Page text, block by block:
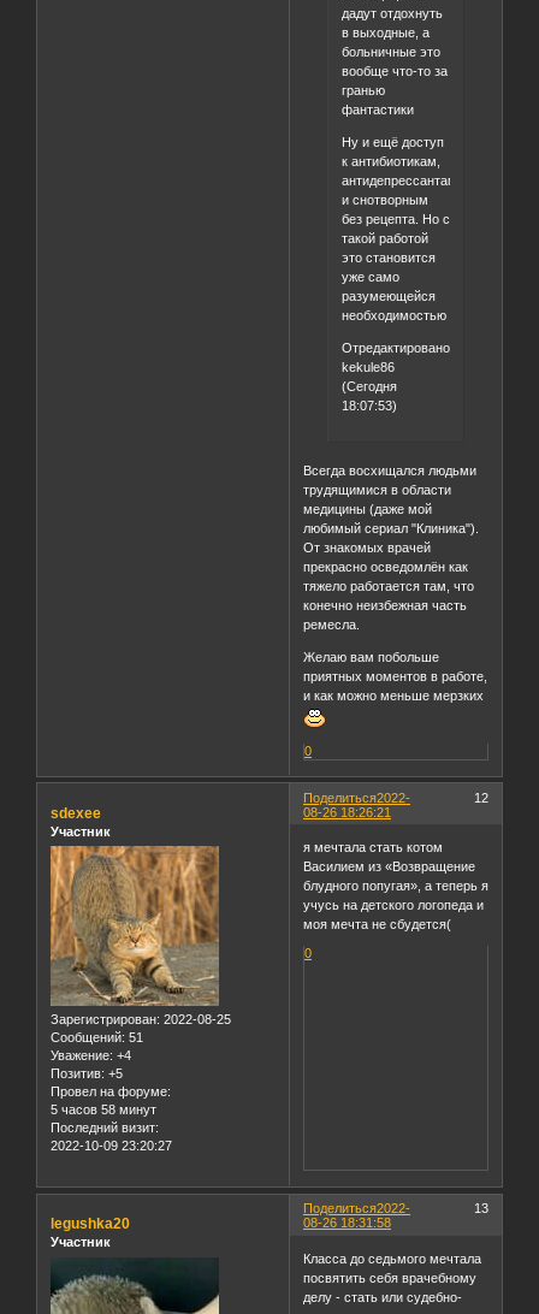
дадут отдохнуть
в выходные, а
больничные это
вообще что-то за
гранью
фантастики
Ну и ещё доступ
к антибиотикам,
антидепрессантам
и снотворным
без рецепта. Но с
такой работой
это становится
уже само
разумеющейся
необходимостью
Отредактировано
kekule86
(Сегодня
18:07:53)
Всегда восхищался людьми
трудящимися в области
медицины (даже мой
любимый сериал "Клиника").
От знакомых врачей
прекрасно осведомлён как
тяжело работается там, что
конечно неизбежная часть
ремесла.
Желаю вам побольше
приятных моментов в работе,
и как можно меньше мерзких
0
Поделиться 12
2022-
08-26 18:26:21
sdexee
Участник
Зарегистрирован: 2022-08-25
Сообщений: 51
Уважение: +4
Позитив: +5
Провел на форуме:
5 часов 58 минут
Последний визит:
2022-10-09 23:20:27
я мечтала стать котом
Василием из «Возвращение
блудного попугая», а теперь я
учусь на детского логопеда и
моя мечта не сбудется(
0
Поделиться 13
2022-
08-26 18:31:58
legushka20
Участник
Класса до седьмого мечтала
посвятить себя врачебному
делу - стать или судебно-